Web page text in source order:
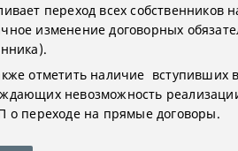
переход всех
изменение договорных
отметить наличие вступивших
невозможность
о переходе на прямые договоры.